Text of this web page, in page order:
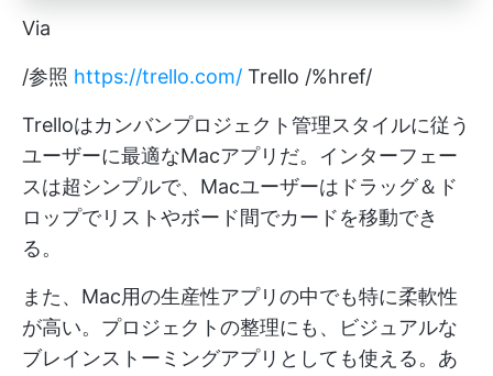
Via
/参照 https://trello.com/ Trello /%href/
Trelloはカンバンプロジェクト管理スタイルに従う
ユーザーに最適なMacアプリだ。インターフェー
スは超シンプルで、Macユーザーはドラッグ＆ド
ロップでリストやボード間でカードを移動でき
る。
また、Mac用の生産性アプリの中でも特に柔軟性
が高い。プロジェクトの整理にも、ビジュアルな
ブレインストーミングアプリとしても使える。あ